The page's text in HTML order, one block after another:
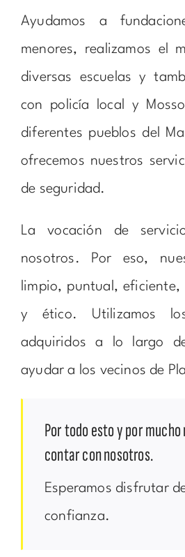
Ayudamos a
menores, realizamos el
diversas escuelas y
con policía local y
diferentes pueblos del
ofrecemos nuestros
de seguridad.
La vocación de
nosotros. Por eso,
limpio, puntual, eficiente,
y ético. Utilizamos los
adquiridos a lo largo
ayudar a los vecinos de
Por todo esto y por mucho
contar con nosotros.
Esperamos disfrutar
confianza.